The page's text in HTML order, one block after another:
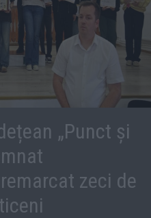
„Punct și
zeci de